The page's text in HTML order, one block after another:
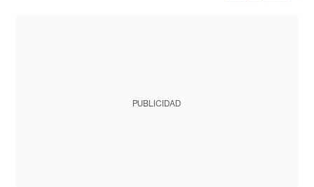
PUBLICIDAD